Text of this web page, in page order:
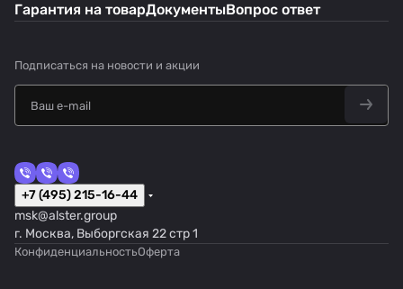
Гарантия на товарДокументыВопрос ответ
Подписаться на новости и акции
+7 (495) 215-16-44
msk@alster.group
г. Москва, Выборгская 22 стр 1
КонфиденциальностьОферта